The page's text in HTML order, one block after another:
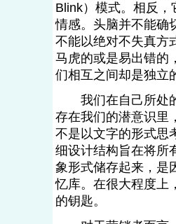
Blink）模式。相反
情感。头脑并不能确
不能以绝对不失真方
马虎的或是易出错的
们相互之间却是独立
我们在自己所处的
存在我们的潜意识里
不是以文字的形式思
细设计结构旨在将所
象形式储存起来，是
忆库。在很大程度上
的钥匙。